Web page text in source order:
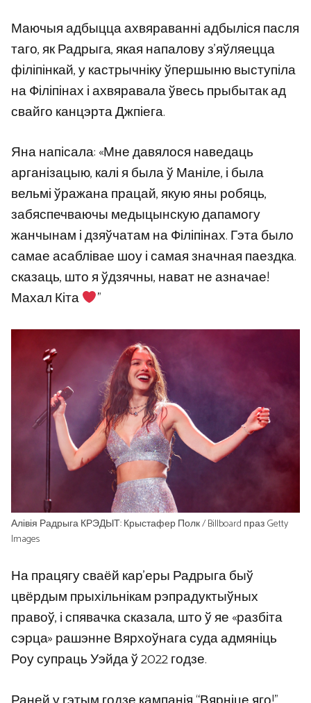
Маючыя адбыцца ахвяраванні адбыліся пасля
таго, як Радрыга, якая напалову з’яўляецца
філіпінкай, у кастрычніку ўпершыню выступіла
на Філіпінах і ахвяравала ўвесь прыбытак ад
свайго канцэрта Джпіега.
Яна напісала: «Мне давялося наведаць
арганізацыю, калі я была ў Маніле, і была
вельмі ўражана працай, якую яны робяць,
забяспечваючы медыцынскую дапамогу
жанчынам і дзяўчатам на Філіпінах. Гэта было
самае асаблівае шоу і самая значная паездка.
сказаць, што я ўдзячны, нават не азначае!
Махал Кіта
”
Алівія Радрыга КРЭДЫТ: Крыстафер Полк / Billboard праз Getty
Images
На працягу сваёй кар’еры Радрыга быў
цвёрдым прыхільнікам рэпрадуктыўных
правоў, і спявачка сказала, што ў яе «разбіта
сэрца» рашэнне Вярхоўнага суда адмяніць
Роу супраць Уэйда ў 2022 годзе.